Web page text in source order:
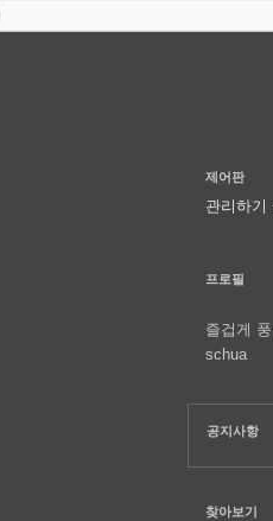
제어판
관리하기
프로필
즐겁게
schua
공지사항
찾아보기